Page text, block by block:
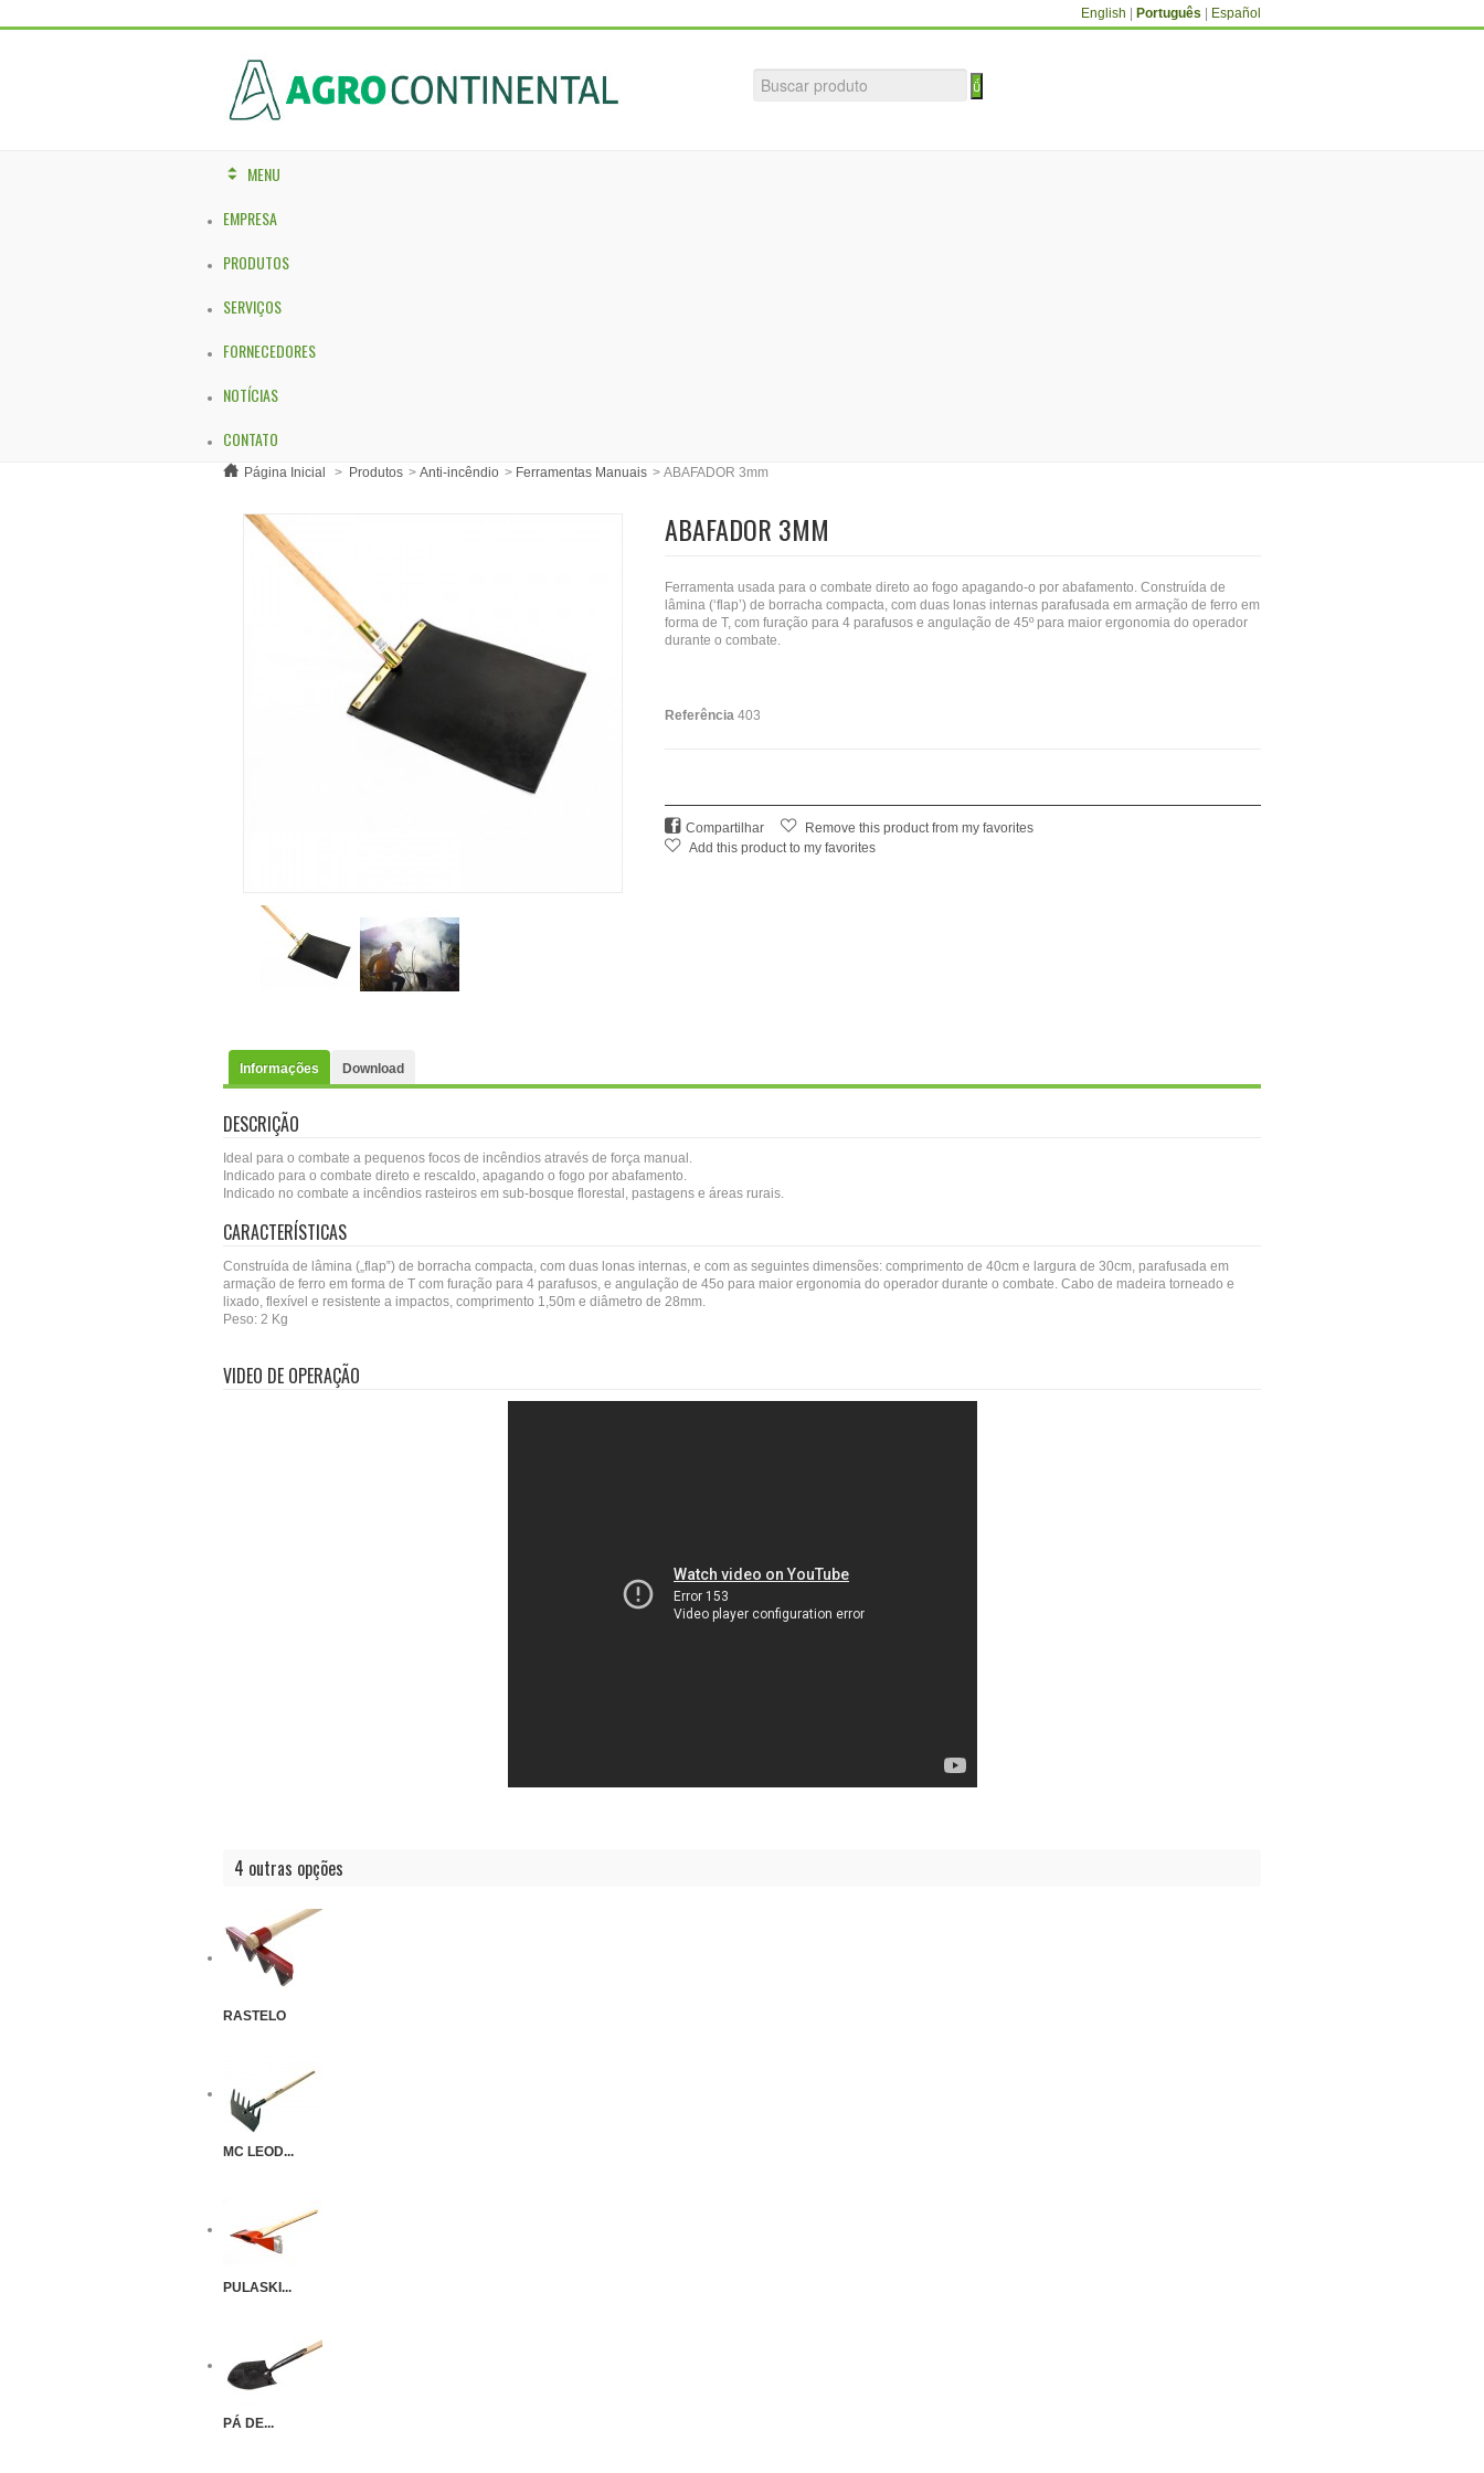
English Português Español
MENU
EMPRESA
PRODUTOS
SERVIÇOS
FORNECEDORES
NOTÍCIAS
CONTATO
Página Inicial > Produtos > Anti-incêndio > Ferramentas Manuais > ABAFADOR 3mm
ABAFADOR 3MM
Ferramenta usada para o combate direto ao fogo apagando-o por abafamento. Construída de
lâmina (‘flap’) de borracha compacta, com duas lonas internas parafusada em armação de ferro em
forma de T, com furação para 4 parafusos e angulação de 45º para maior ergonomia do operador
durante o combate.
Referência 403
Compartilhar
Remove this product from my favorites
Add this product to my favorites
Informações Download
DESCRIÇÃO
Ideal para o combate a pequenos focos de incêndios através de força manual.
Indicado para o combate direto e rescaldo, apagando o fogo por abafamento.
Indicado no combate a incêndios rasteiros em sub-bosque florestal, pastagens e áreas rurais.
CARACTERÍSTICAS
Construída de lâmina („flap‟) de borracha compacta, com duas lonas internas, e com as seguintes dimensões: comprimento de 40cm e largura de 30cm, parafusada em
armação de ferro em forma de T com furação para 4 parafusos, e angulação de 45o para maior ergonomia do operador durante o combate. Cabo de madeira torneado e
lixado, flexível e resistente a impactos, comprimento 1,50m e diâmetro de 28mm.
Peso: 2 Kg
VIDEO DE OPERAÇÃO
4 outras opções
RASTELO
MC LEOD...
PULASKI...
PÁ DE...